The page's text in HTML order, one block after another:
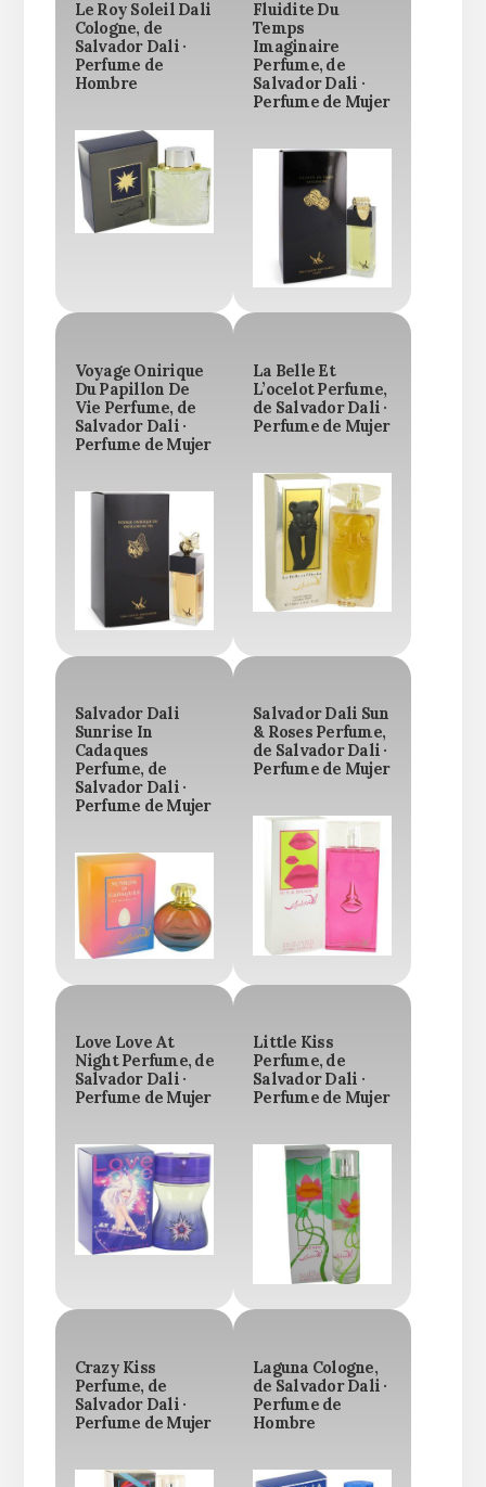
Le Roy Soleil Dali
Cologne, de
Salvador Dali ·
Perfume de
Hombre
Fluidite Du
Temps
Imaginaire
Perfume, de
Salvador Dali ·
Perfume de Mujer
Voyage Onirique
Du Papillon De
Vie Perfume, de
Salvador Dali ·
Perfume de Mujer
La Belle Et
L’ocelot Perfume,
de Salvador Dali ·
Perfume de Mujer
Salvador Dali
Sunrise In
Cadaques
Perfume, de
Salvador Dali ·
Perfume de Mujer
Salvador Dali Sun
& Roses Perfume,
de Salvador Dali ·
Perfume de Mujer
Love Love At
Night Perfume, de
Salvador Dali ·
Perfume de Mujer
Little Kiss
Perfume, de
Salvador Dali ·
Perfume de Mujer
Crazy Kiss
Perfume, de
Salvador Dali ·
Perfume de Mujer
Laguna Cologne,
de Salvador Dali ·
Perfume de
Hombre